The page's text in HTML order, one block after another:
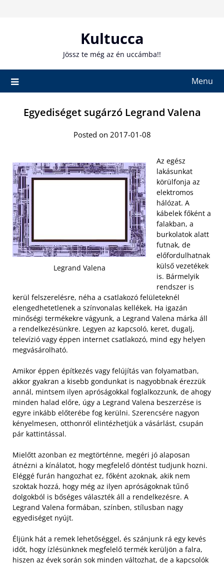
Kultucca
Jössz te még az én uccámba!!
Menu
Egyediséget sugárzó Legrand Valena
Posted on 2017-01-08
Legrand Valena
Az egész
lakásunkat
körülfonja az
elektromos
hálózat. A
kábelek főként a
falakban, a
burkolatok alatt
futnak, de
előfordulhatnak
külső vezetékek
is. Bármelyik
rendszer is
kerül felszerelésre, néha a csatlakozó felületeknél
elengedhetetlenek a színvonalas kellékek. Ha igazán
minőségi termékekre vágyunk, a Legrand Valena márka áll
a rendelkezésünkre. Legyen az kapcsoló, keret, dugalj,
televízió vagy éppen internet csatlakozó, mind egy helyen
megvásárolható.
Amikor éppen építkezés vagy felújítás van folyamatban,
akkor gyakran a kisebb gondunkat is nagyobbnak érezzük
annál, mintsem ilyen apróságokkal foglalkozzunk, de ahogy
minden halad előre, úgy a Legrand Valena beszerzése is
egyre inkább előterébe fog kerülni. Szerencsére nagyon
kényelmesen, otthonról elintézhetjük a vásárlást, csupán
pár kattintással.
Mielőtt azonban ez megtörténne, megéri jó alaposan
átnézni a kínálatot, hogy megfelelő döntést tudjunk hozni.
Eléggé furán hangozhat ez, főként azoknak, akik nem
szoktak hozzá, hogy még az ilyen apróságoknak tűnő
dolgokból is bőséges választék áll a rendelkezésre. A
Legrand Valena formában, színben, stílusban nagy
egyediséget nyújt.
Éljünk hát a remek lehetőséggel, és szánjunk rá egy kevés
időt, hogy ízlésünknek megfelelő termék kerüljön a falra,
hiszen az évek során sok minden változhat, de a kapcsolók